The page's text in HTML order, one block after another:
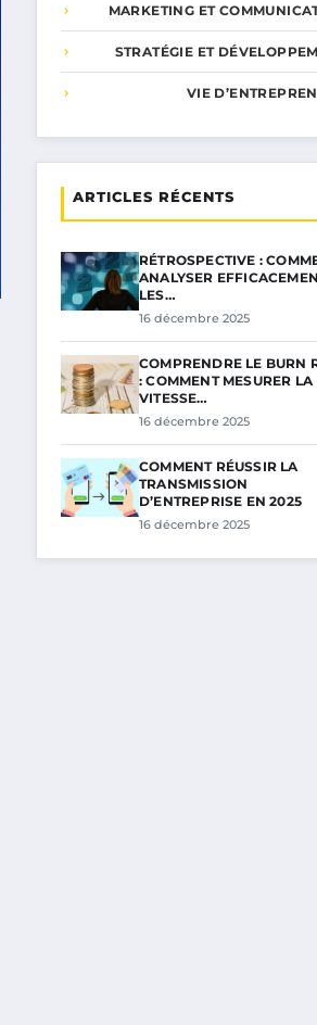
MARKETING ET
STRATÉGIE ET
VIE
ARTICLES RÉCENTS
RÉTROSPECTIVE :
ANALYSER
LES…
16 décembre 2025
COMPRENDRE LE BURN
: COMMENT MESURER LA
VITESSE…
16 décembre 2025
COMMENT RÉUSSIR LA
TRANSMISSION
D’ENTREPRISE EN 2025
16 décembre 2025